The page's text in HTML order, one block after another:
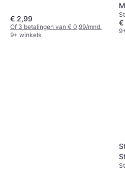
€ 2,99
Of 3 betalingen van € 0,99/mnd.
9+ winkels
€